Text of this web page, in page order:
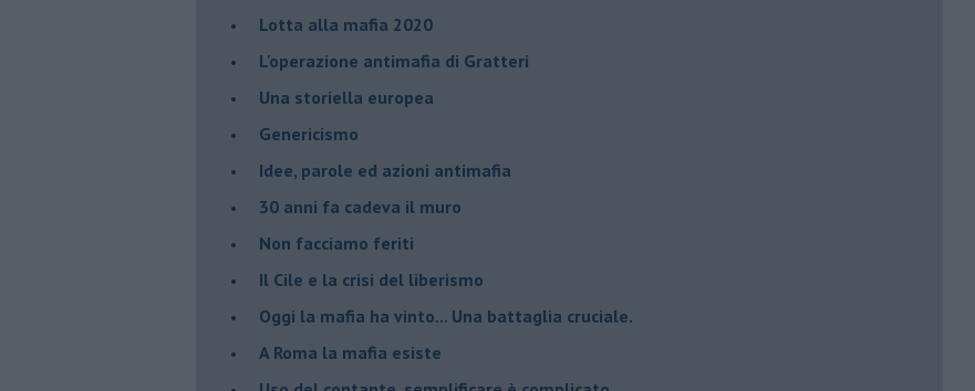
Lotta alla mafia 2020
L'operazione antimafia di Gratteri
Una storiella europea
Genericismo
Idee, parole ed azioni antimafia
30 anni fa cadeva il muro
Non facciamo feriti
Il Cile e la crisi del liberismo
Oggi la mafia ha vinto... Una battaglia cruciale.
A Roma la mafia esiste